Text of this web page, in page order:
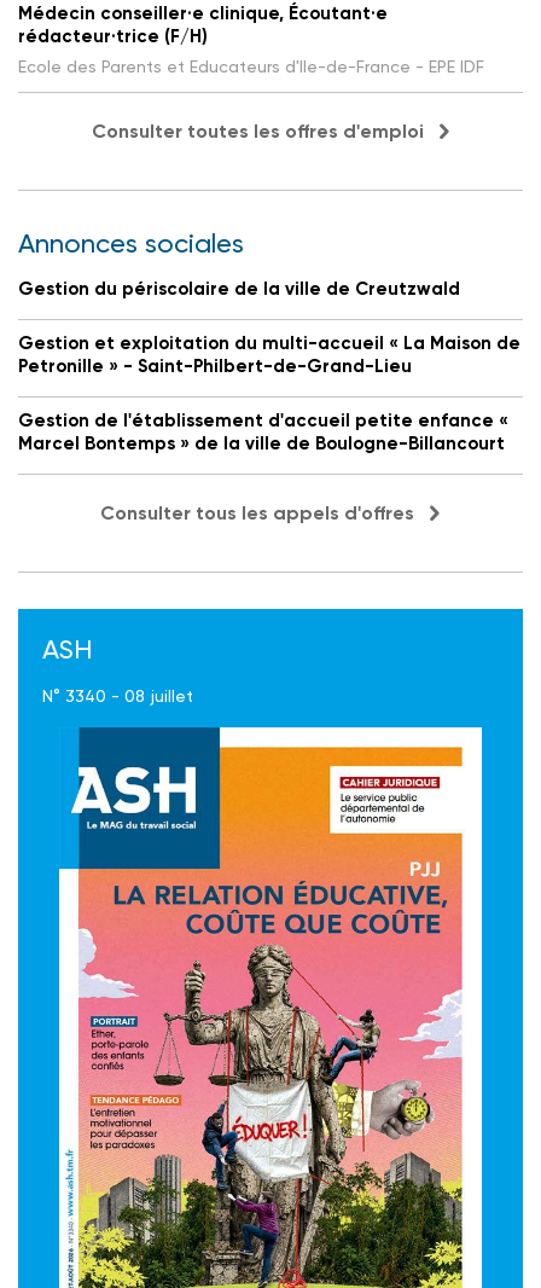
Médecin conseiller·e clinique, Écoutant·e
rédacteur·trice (F/H)
Ecole des Parents et Educateurs d'Ile-de-France - EPE IDF
Consulter toutes les offres d'emploi
Annonces sociales
Gestion du périscolaire de la ville de Creutzwald
Gestion et exploitation du multi-accueil « La Maison de
Petronille » - Saint-Philbert-de-Grand-Lieu
Gestion de l'établissement d'accueil petite enfance «
Marcel Bontemps » de la ville de Boulogne-Billancourt
Consulter tous les appels d'offres
ASH
N° 3340 - 08 juillet